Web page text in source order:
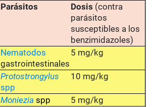
Parásitos Dosis (contra
parásitos
susceptibles a los
benzimidazoles)
Nematodos
gastrointestinales
5 mg/kg
Protostrongylus
spp
10 mg/kg
Moniezia spp
5 mg/kg